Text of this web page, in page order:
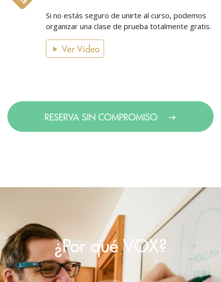
Si no estás seguro de unirte al curso, podemos
organizar una clase de prueba totalmente gratis.
Ver Vídeo
RESERVA SIN COMPROMISO
¿Por qué VOX?